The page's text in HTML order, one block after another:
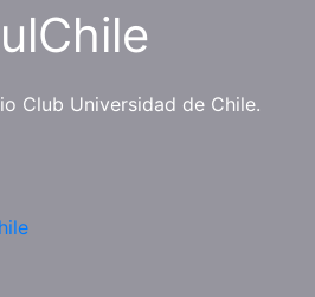
Club Universidad de Chile.